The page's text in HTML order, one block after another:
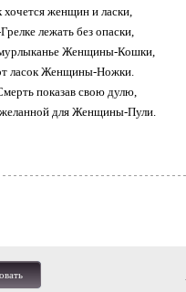
хочется женщин и ласки,
лежать без опаски,
Женщины-Кошки,
ласок Женщины-Ножки.
показав свою дулю,
для Женщины-Пули.